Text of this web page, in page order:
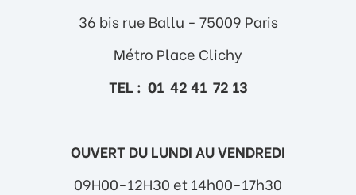
36 bis rue Ballu - 75009 Paris
Métro Place Clichy
TEL : 01 42 41 72 13
OUVERT DU LUNDI AU VENDREDI
09H00-12H30 et 14h00-17h30